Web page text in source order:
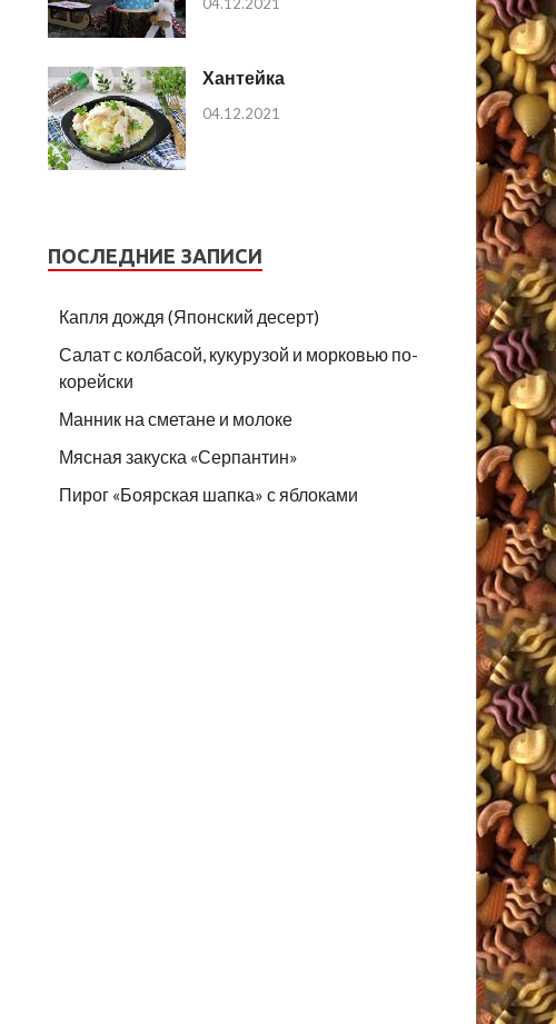
Хантейка
04.12.2021
ПОСЛЕДНИЕ ЗАПИСИ
Капля дождя (Японский десерт)
Салат с колбасой, кукурузой и морковью по-
корейски
Манник на сметане и молоке
Мясная закуска «Серпантин»
Пирог «Боярская шапка» с яблоками